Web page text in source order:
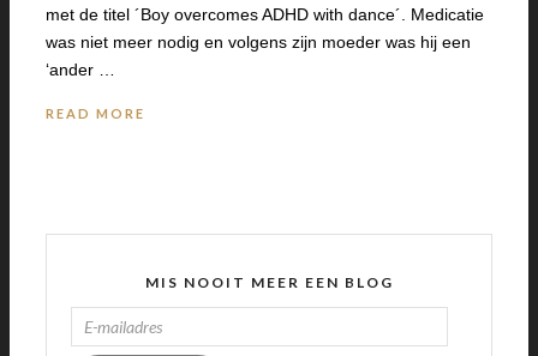
met de titel ´Boy overcomes ADHD with dance´. Medicatie
was niet meer nodig en volgens zijn moeder was hij een
‘ander …
READ MORE
MIS NOOIT MEER EEN BLOG
MAILADRES